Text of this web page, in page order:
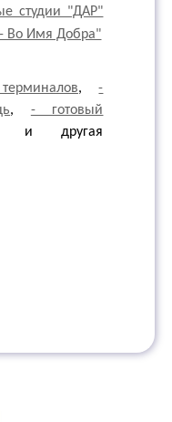
студии "ДАР"
Во Имя Добра"
,-
, - готовый
и другая